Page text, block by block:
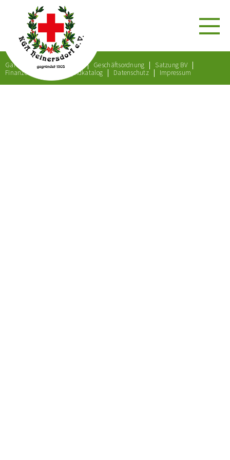
Gartenordnung Satzung Geschäftsordnung
Satzung BV
Finanzordnung
Bußgeldkatalog Datenschutz Impressum